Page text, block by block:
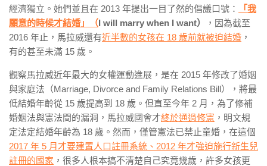
經濟獨立。她們並且在 2013 年提出一目了然的倡議口號：
「我
願意的時候才結婚」（I will marry when I want）
，因為截至
2016 年止，馬拉威還有近半數的女孩在 18 歲前就被迫結婚 ，
有的甚至未滿 15 歲。
觀察馬拉威近年最大的女權運動進展，是在 2015 年修改了婚姻
與家庭法（Marriage, Divorce and Family Relations Bill），將最
低結婚年齡從 15 歲提高到 18 歲。但直至今年 2 月，為了修補
婚姻法與憲法間的漏洞，馬拉威國會才終於通過修憲 ，明文規
定法定結婚年齡為 18 歲。然而，僅管憲法已禁止童婚，在這個
2017 年 5 月才要建置人口註冊系統 、 2012 年才強迫施行新生兒
註冊的國家 ，很多人根本搞不清楚自己究竟幾歲，許多女孩更